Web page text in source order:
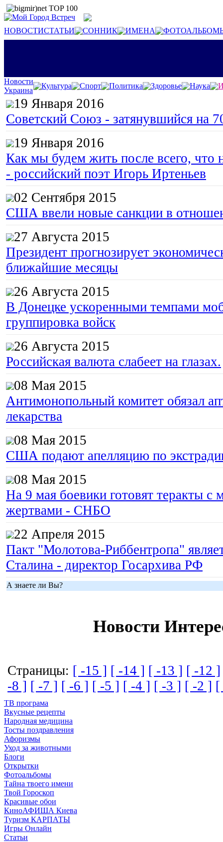
НОВОСТИСТАТЬИ СОННИК ИМЕНА
Новости
Украина
Культура Спорт Политика Здоровье Наука
19 Января 2016
Советский Союз - затянувшийся на
19 Января 2016
Как мы будем жить после всего, что
- российский поэт Игорь Иртеньев
02 Сентября 2015
США ввели новые санкции в
27 Августа 2015
Президент прогнозирует
ближайшие месяцы
26 Августа 2015
В Донецке ускоренными темпами
группировка войск
26 Августа 2015
Российская валюта слабеет на глазах.
08 Мая 2015
Антимонопольный комитет обязал
лекарства
08 Мая 2015
США подают апелляцию по
08 Мая 2015
На 9 мая боевики готовят теракты с
жертвами - СНБО
22 Апреля 2015
Пакт "Молотова-Риббентропа"
Сталина - директор Госархива РФ
А знаете ли Вы?
Новости
Страницы: [ -15 ] [ -14 ] [ -13 ] [ -12 ]
-8 ] [ -7 ] [ -6 ] [ -5 ] [ -4 ] [ -3 ] [ -2 ] [
ТВ програма
Вкусные рецепты
Народная медицина
Тосты поздравления
Афоризмы
Уход за животными
Блоги
Открытки
Фотоальбомы
Тайна твоего имени
Твой Гороскоп
Красивые обои
КиноАФИША Киева
Туризм КАРПАТЫ
Игры Онлайн
Статьи